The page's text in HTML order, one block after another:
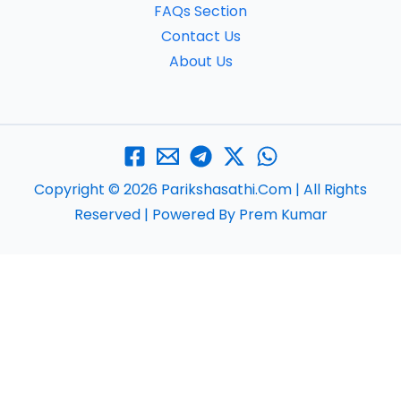
FAQs Section
Contact Us
About Us
Copyright © 2026 Parikshasathi.com | All Rights
Reserved | Powered By Prem Kumar